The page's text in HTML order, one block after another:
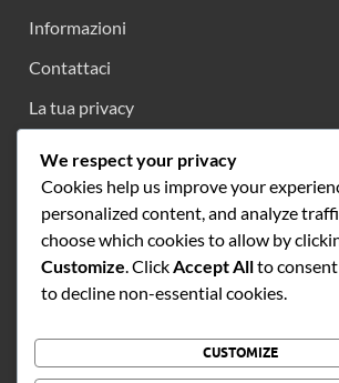
Informazioni
Contattaci
La tua privacy
CATEGORIE
Caratteristiche Architettoniche
Esperienze dei visitatori
We respect your privacy
Cookies help us improve your
personalized content, and analyze
choose which cookies to allow by
Customize . Click Accept Allto
to decline non-essential cookies.
CUSTOMIZE